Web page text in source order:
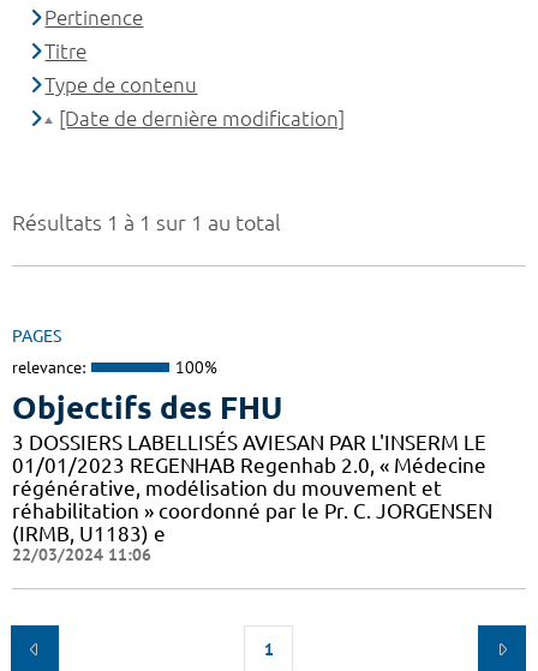
Résultats 1 à 1 sur 1 au total
PAGES
relevance: 100%
Objectifs des FHU
3 DOSSIERS LABELLISÉS AVIESAN PAR L'INSERM LE
01/01/2023 REGENHAB Regenhab 2.0, « Médecine
régénérative, modélisation du mouvement et
réhabilitation » coordonné par le Pr. C. JORGENSEN
(IRMB, U1183) e
22/03/2024 11:06
1
Pertinence
Titre
Type de contenu
[Date de dernière modification]